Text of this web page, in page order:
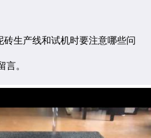
砖生产线和试机时要注意哪些问
言。